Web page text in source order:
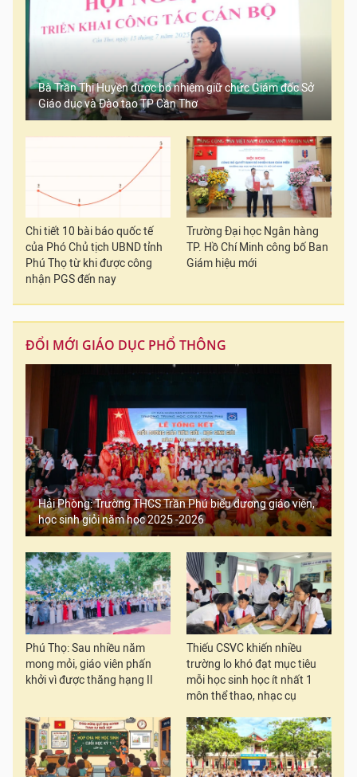
Bà Trần Thị Huyền được bổ nhiệm giữ chức Giám đốc Sở
Giáo dục và Đào tạo TP Cần Thơ
Chi tiết 10 bài báo quốc tế
của Phó Chủ tịch UBND tỉnh
Phú Thọ từ khi được công
nhận PGS đến nay
Trường Đại học Ngân hàng
TP. Hồ Chí Minh công bố Ban
Giám hiệu mới
ĐỔI MỚI GIÁO DỤC PHỔ THÔNG
Hải Phòng: Trường THCS Trần Phú biểu dương giáo viên,
học sinh giỏi năm học 2025 -2026
Phú Thọ: Sau nhiều năm
mong mỏi, giáo viên phấn
khởi vì được thăng hạng II
Thiếu CSVC khiến nhiều
trường lo khó đạt mục tiêu
mỗi học sinh học ít nhất 1
môn thể thao, nhạc cụ